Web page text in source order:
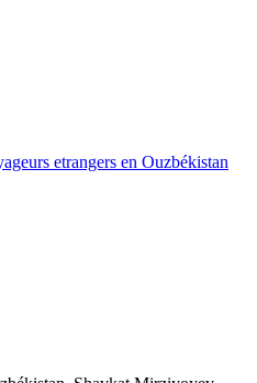
etrangers en Ouzbékistan